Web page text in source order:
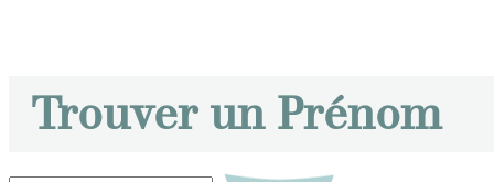
Trouver un Prénom